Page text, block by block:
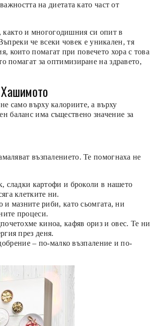
на диетата като част от
както и многогодишния си опит в
че всеки човек е уникален, тя
които помагат при повечето хора с това
помагат за оптимизиране на здравето,
само върху калориите, а върху
баланс има съществено значение за
възпалението. Те помогнаха не
сладки картофи и броколи в нашето
клетките ни.
и мазните риби, като сьомгата, ни
процеси.
киноа, кафяв ориз и овес. Те ни
през деня.
– по-малко възпаление и по-